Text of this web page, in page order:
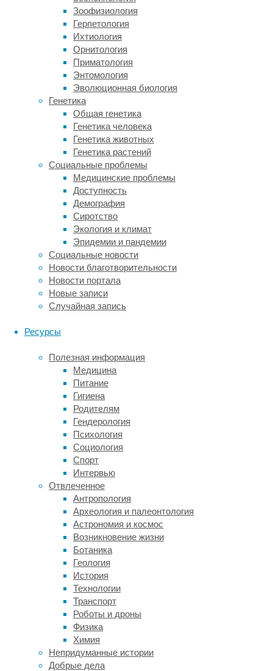
Зоофизиология
Герпетология
Ихтиология
Орнитология
Приматология
Энтомология
Эволюционная биология
Генетика
Общая генетика
Генетика человека
Генетика животных
Генетика растений
Социальные проблемы
Медицинские проблемы
Доступность
Демография
Сиротство
Экология и климат
Эпидемии и пандемии
Социальные новости
Новости благотворительности
Новости портала
Новые записи
Случайная запись
Ресурсы
Полезная информация
Медицина
Питание
Гигиена
Родителям
Гендерология
Психология
Социология
Спорт
Интервью
Отвлеченное
Антропология
Археология и палеонтология
Астрономия и космос
Возникновение жизни
Ботаника
Геология
История
Технологии
Транспорт
Роботы и дроны
Физика
Химия
Непридуманные истории
Добрые дела
среднем
на
0,6
процента,
некоторых
видов
—
на
3,0
процента.
Исследователи
подозревают,
что
виновато
этих
процессах
глобальное
потепление.
При
этом
птицы
к
новым
условиям
быстрее.
Новое
исследование
ученых
из
Техасского
университета
(США)
показало,
что
птицы
не
всегда
уменьшаются:
иногда
они
меняют
какую-
то
часть
тела.